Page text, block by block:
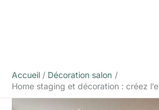
Accueil
Décoration salon
Home staging et décoration : créez